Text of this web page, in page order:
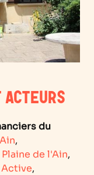
du
,
de l'Ain,
Active,